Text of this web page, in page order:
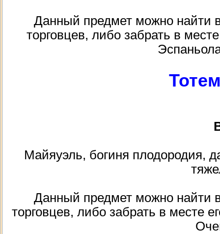
Данный предмет можно найти
торговцев, либо забрать в
Майяуэль, богиня плодородия,
Данный предмет можно найти
торговцев, либо забрать в месте